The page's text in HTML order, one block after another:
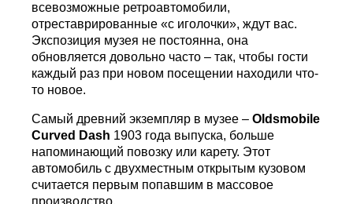
всевозможные ретроавтомобили,
отреставрированные «с иголочки», ждут вас.
Экспозиция музея не постоянна, она
обновляется довольно часто – так, чтобы гости
каждый раз при новом посещении находили что-
то новое.
Самый древний экземпляр в музее –Oldsmobile
Curved Dash 1903 года выпуска, больше
напоминающий повозку или карету. Этот
автомобиль с двухместным открытым кузовом
считается первым попавшим в массовое